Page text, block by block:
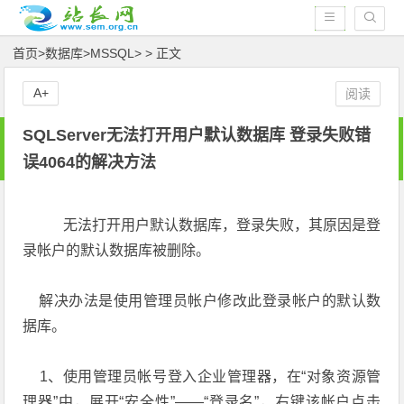
首页>数据库>MSSQL> > 正文
SQLServer无法打开用户默认数据库 登录失败错
误4064的解决方法
无法打开用户默认数据库，登录失败，其原因是登
录帐户的默认数据库被删除。
解决办法是使用管理员帐户修改此登录帐户的默认数
据库。
1、使用管理员帐号登入企业管理器，在“对象资源管
阅读
A+